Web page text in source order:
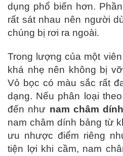
dụng phổ biến hơn.
rất sát nhau nên người
chúng bị rơi ra ngoài.
Trong lượng của một
khá nhẹ nên không bị
Vỏ bọc có màu sắc rất
dạng. Nếu phân loại
đến như nam châm
nam châm dính bảng từ
ưu nhược điểm riêng
tiện lợi khi cầm, nam